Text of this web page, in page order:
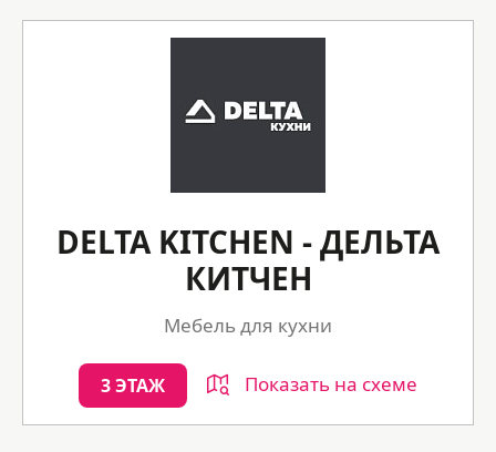
DELTA KITCHEN - ДЕЛЬТА
КИТЧЕН
Мебель для кухни
3 ЭТАЖ Показать на схеме